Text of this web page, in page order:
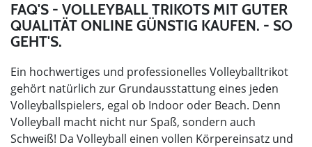
FAQ'S - VOLLEYBALL TRIKOTS MIT GUTER
QUALITÄT ONLINE GÜNSTIG KAUFEN. - SO
GEHT'S.
Ein hochwertiges und professionelles Volleyballtrikot
gehört natürlich zur Grundausstattung eines jeden
Volleyballspielers, egal ob Indoor oder Beach. Denn
Volleyball macht nicht nur Spaß, sondern auch
Schweiß! Da Volleyball einen vollen Körpereinsatz und